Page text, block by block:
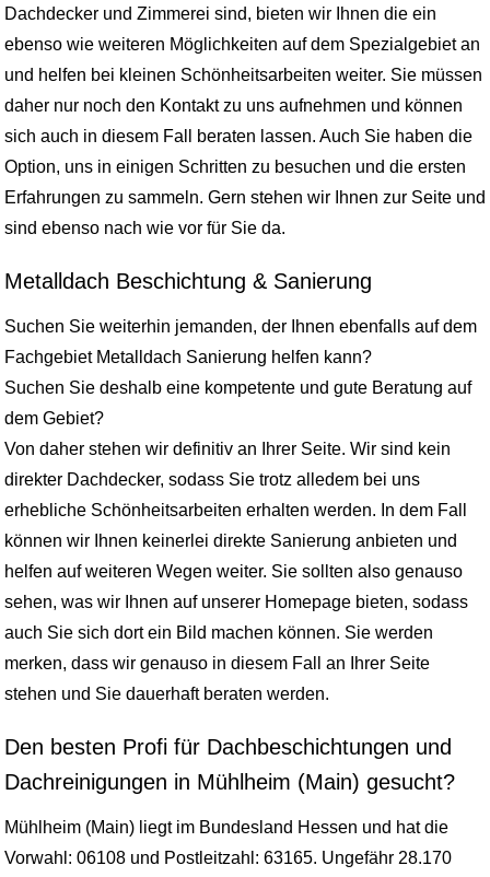
Dachdecker und Zimmerei sind, bieten wir Ihnen die ein
ebenso wie weiteren Möglichkeiten auf dem Spezialgebiet an
und helfen bei kleinen Schönheitsarbeiten weiter. Sie müssen
daher nur noch den Kontakt zu uns aufnehmen und können
sich auch in diesem Fall beraten lassen. Auch Sie haben die
Option, uns in einigen Schritten zu besuchen und die ersten
Erfahrungen zu sammeln. Gern stehen wir Ihnen zur Seite und
sind ebenso nach wie vor für Sie da.
Metalldach Beschichtung & Sanierung
Suchen Sie weiterhin jemanden, der Ihnen ebenfalls auf dem
Fachgebiet Metalldach Sanierung helfen kann?
Suchen Sie deshalb eine kompetente und gute Beratung auf
dem Gebiet?
Von daher stehen wir definitiv an Ihrer Seite. Wir sind kein
direkter Dachdecker, sodass Sie trotz alledem bei uns
erhebliche Schönheitsarbeiten erhalten werden. In dem Fall
können wir Ihnen keinerlei direkte Sanierung anbieten und
helfen auf weiteren Wegen weiter. Sie sollten also genauso
sehen, was wir Ihnen auf unserer Homepage bieten, sodass
auch Sie sich dort ein Bild machen können. Sie werden
merken, dass wir genauso in diesem Fall an Ihrer Seite
stehen und Sie dauerhaft beraten werden.
Den besten Profi für Dachbeschichtungen und
Dachreinigungen in Mühlheim (Main) gesucht?
Mühlheim (Main) liegt im Bundesland Hessen und hat die
Vorwahl: 06108 und Postleitzahl: 63165. Ungefähr 28.170